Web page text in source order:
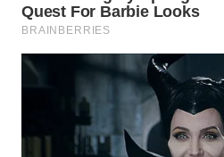
WN
TAPANULI
SELATAN